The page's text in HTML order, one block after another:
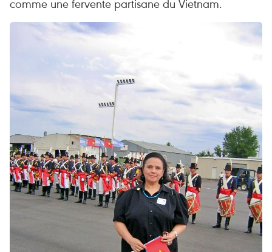
comme une fervente partisane du Vietnam.